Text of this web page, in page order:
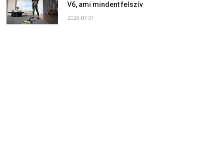
V6, ami mindent felszív
2026-07-01